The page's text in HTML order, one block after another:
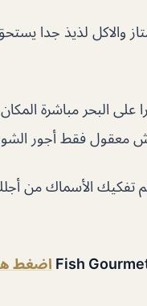
لذيذ جدا يستحق
على البحر مباشرة
تفكيك الأسماك من
Fish اضغط